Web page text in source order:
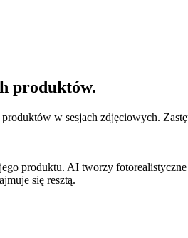
produktów.
w sesjach zdjęciowych.
produktu. AI tworzy
się resztą.